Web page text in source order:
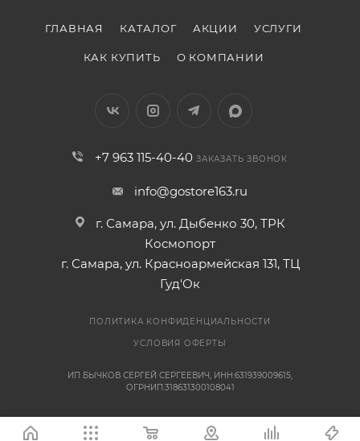
ГЛАВНАЯ КАТАЛОГ АКЦИИ УСЛУГИ
КАК КУПИТЬ О КОМПАНИИ
+7 963 115-40-40 ЗАКАЗАТЬ ЗВОНОК
info@gostore163.ru
г. Самара, ул. Дыбенко 30, ТРК
Космопорт
г. Самара, ул. Красноармейская 131, ТЦ
Гуд'Ок
ПОЛИТИКА КОНФИДЕНЦИАЛЬНОСТИ
УСЛОВИЯ ОФЕРТЫ
ИП БЫЧКОВ СЕРГЕЙ СЕРГЕЕВИЧ, ИНН:631939009615,
ОГРНИП:318631300108041